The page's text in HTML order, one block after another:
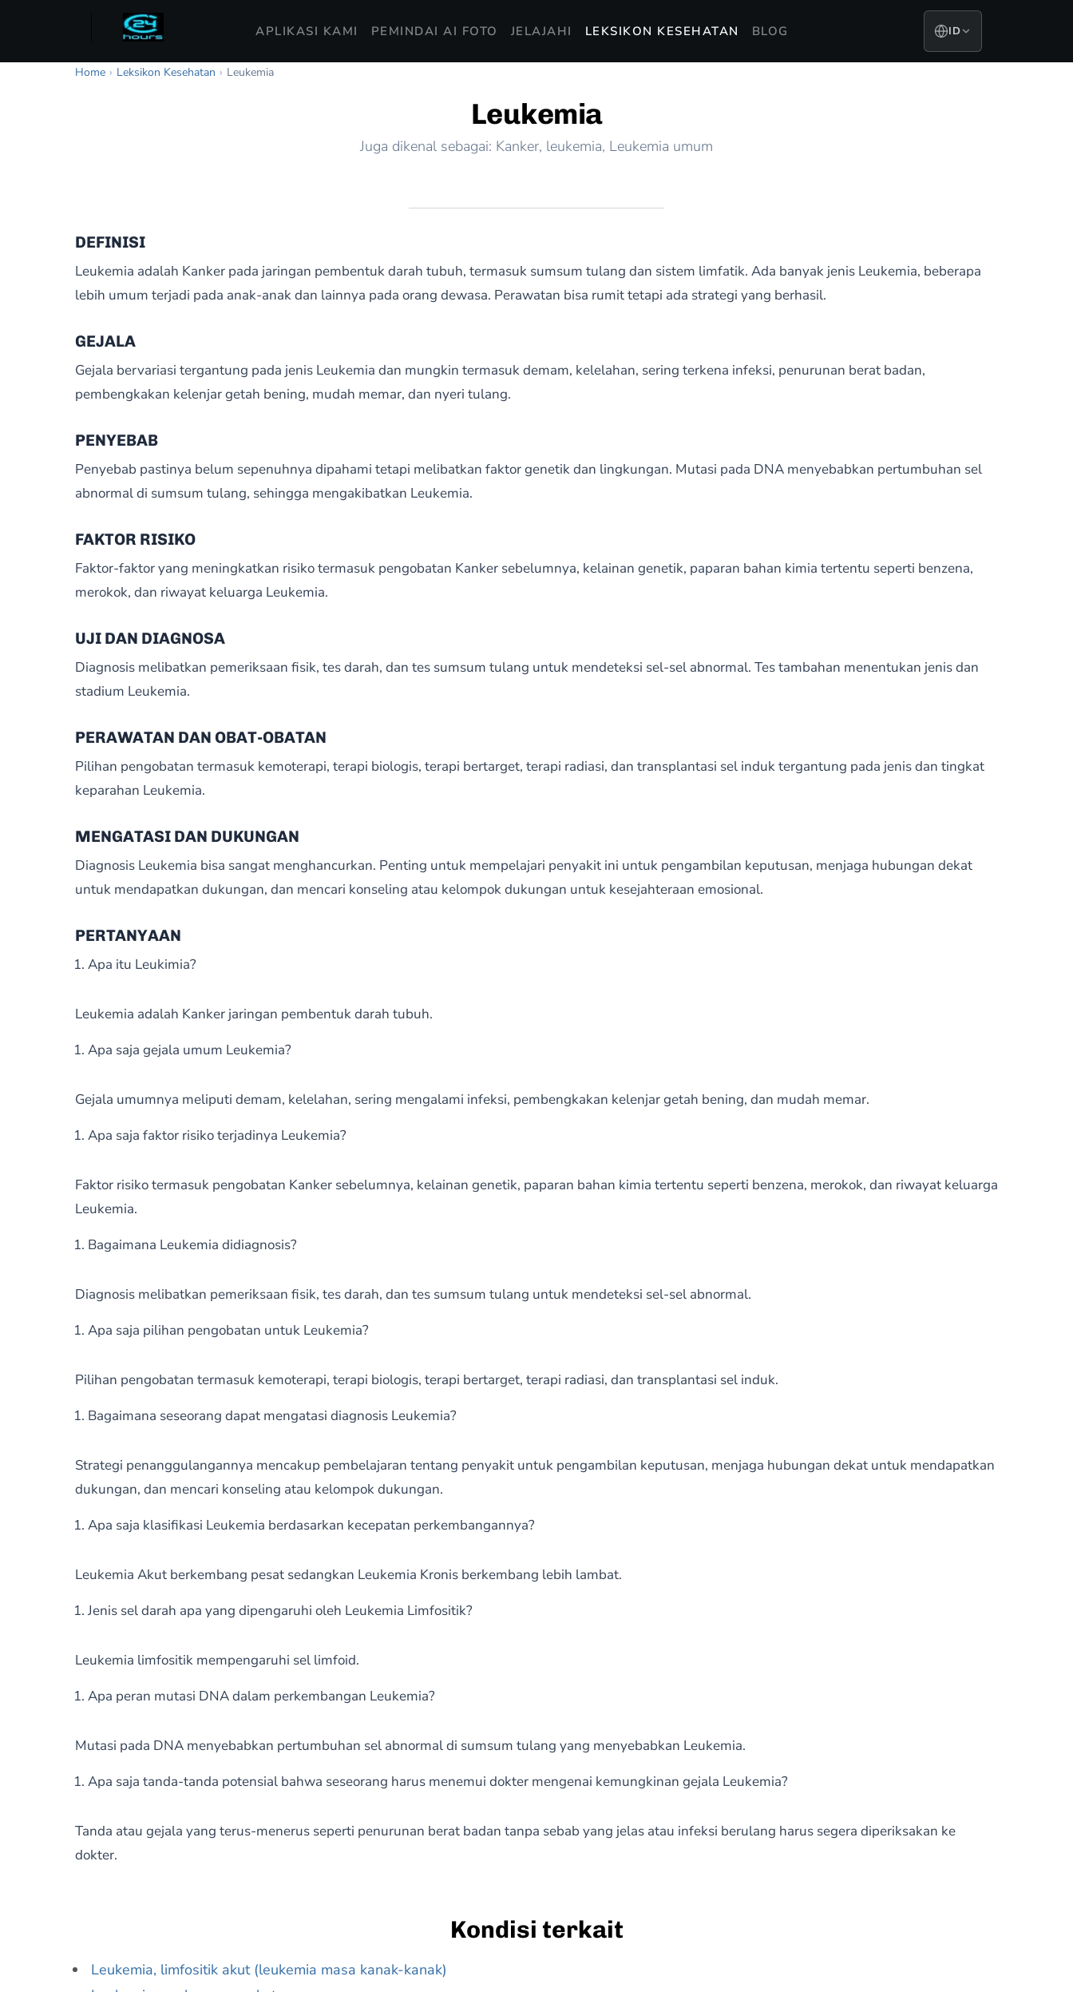
APLIKASI KAMI PEMINDAI AI FOTO JELAJAHI LEKSIKON KESEHATAN BLOG ID
Home › Leksikon Kesehatan › Leukemia
Leukemia
Juga dikenal sebagai: Kanker, leukemia, Leukemia umum
DEFINISI
Leukemia adalah Kanker pada jaringan pembentuk darah tubuh, termasuk sumsum tulang dan sistem limfatik. Ada banyak jenis Leukemia, beberapa
lebih umum terjadi pada anak-anak dan lainnya pada orang dewasa. Perawatan bisa rumit tetapi ada strategi yang berhasil.
GEJALA
Gejala bervariasi tergantung pada jenis Leukemia dan mungkin termasuk demam, kelelahan, sering terkena infeksi, penurunan berat badan,
pembengkakan kelenjar getah bening, mudah memar, dan nyeri tulang.
PENYEBAB
Penyebab pastinya belum sepenuhnya dipahami tetapi melibatkan faktor genetik dan lingkungan. Mutasi pada DNA menyebabkan pertumbuhan sel
abnormal di sumsum tulang, sehingga mengakibatkan Leukemia.
FAKTOR RISIKO
Faktor-faktor yang meningkatkan risiko termasuk pengobatan Kanker sebelumnya, kelainan genetik, paparan bahan kimia tertentu seperti benzena,
merokok, dan riwayat keluarga Leukemia.
UJI DAN DIAGNOSA
Diagnosis melibatkan pemeriksaan fisik, tes darah, dan tes sumsum tulang untuk mendeteksi sel-sel abnormal. Tes tambahan menentukan jenis dan
stadium Leukemia.
PERAWATAN DAN OBAT-OBATAN
Pilihan pengobatan termasuk kemoterapi, terapi biologis, terapi bertarget, terapi radiasi, dan transplantasi sel induk tergantung pada jenis dan tingkat
keparahan Leukemia.
MENGATASI DAN DUKUNGAN
Diagnosis Leukemia bisa sangat menghancurkan. Penting untuk mempelajari penyakit ini untuk pengambilan keputusan, menjaga hubungan dekat
untuk mendapatkan dukungan, dan mencari konseling atau kelompok dukungan untuk kesejahteraan emosional.
PERTANYAAN
Apa itu Leukimia?
Leukemia adalah Kanker jaringan pembentuk darah tubuh.
Apa saja gejala umum Leukemia?
Gejala umumnya meliputi demam, kelelahan, sering mengalami infeksi, pembengkakan kelenjar getah bening, dan mudah memar.
Apa saja faktor risiko terjadinya Leukemia?
Faktor risiko termasuk pengobatan Kanker sebelumnya, kelainan genetik, paparan bahan kimia tertentu seperti benzena, merokok, dan riwayat keluarga
Leukemia.
Bagaimana Leukemia didiagnosis?
Diagnosis melibatkan pemeriksaan fisik, tes darah, dan tes sumsum tulang untuk mendeteksi sel-sel abnormal.
Apa saja pilihan pengobatan untuk Leukemia?
Pilihan pengobatan termasuk kemoterapi, terapi biologis, terapi bertarget, terapi radiasi, dan transplantasi sel induk.
Bagaimana seseorang dapat mengatasi diagnosis Leukemia?
Strategi penanggulangannya mencakup pembelajaran tentang penyakit untuk pengambilan keputusan, menjaga hubungan dekat untuk mendapatkan
dukungan, dan mencari konseling atau kelompok dukungan.
Apa saja klasifikasi Leukemia berdasarkan kecepatan perkembangannya?
Leukemia Akut berkembang pesat sedangkan Leukemia Kronis berkembang lebih lambat.
Jenis sel darah apa yang dipengaruhi oleh Leukemia Limfositik?
Leukemia limfositik mempengaruhi sel limfoid.
Apa peran mutasi DNA dalam perkembangan Leukemia?
Mutasi pada DNA menyebabkan pertumbuhan sel abnormal di sumsum tulang yang menyebabkan Leukemia.
Apa saja tanda-tanda potensial bahwa seseorang harus menemui dokter mengenai kemungkinan gejala Leukemia?
Tanda atau gejala yang terus-menerus seperti penurunan berat badan tanpa sebab yang jelas atau infeksi berulang harus segera diperiksakan ke
dokter.
Kondisi terkait
Leukemia, limfositik akut (leukemia masa kanak-kanak)